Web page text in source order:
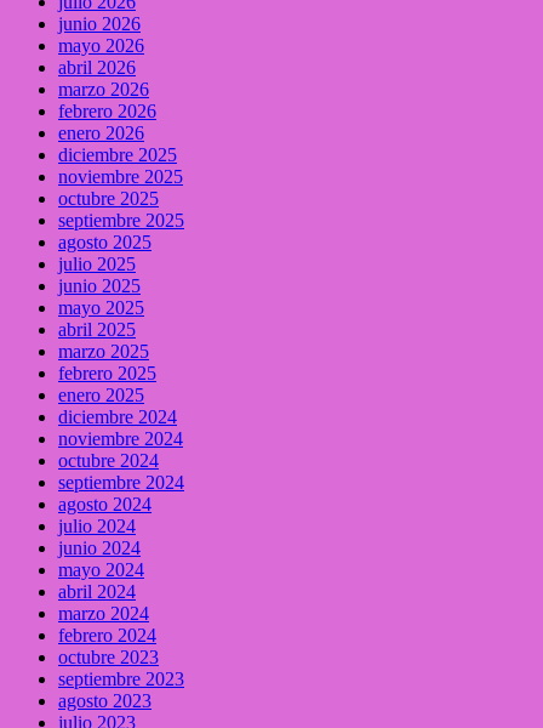
junio 2026
mayo 2026
abril 2026
marzo 2026
febrero 2026
enero 2026
diciembre 2025
noviembre 2025
octubre 2025
septiembre 2025
agosto 2025
julio 2025
junio 2025
mayo 2025
abril 2025
marzo 2025
febrero 2025
enero 2025
diciembre 2024
noviembre 2024
octubre 2024
septiembre 2024
agosto 2024
julio 2024
junio 2024
mayo 2024
abril 2024
marzo 2024
febrero 2024
octubre 2023
septiembre 2023
agosto 2023
julio 2023